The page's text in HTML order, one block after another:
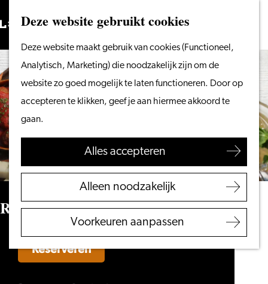
Deze website gebruikt cookies
Deze website maakt gebruik van cookies (Functioneel,
Analytisch, Marketing) die noodzakelijk zijn om de
website zo goed mogelijk te laten functioneren. Door op
accepteren te klikken, geef je aan hiermee akkoord te
gaan.
Alles accepteren
Alleen noodzakelijk
Voorkeuren aanpassen
Ga
naar
de
homepage
Menu
ZoekenVanaf het water
wandelen
Winkelen
Eten & drinken
Met kinderen
VVV Leiden
Bereikbaarheid
Regio Leiden
Zoeken
Restaurant Scarlatti
Reserveren